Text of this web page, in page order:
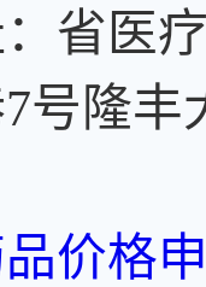
医疗
号隆丰
价格